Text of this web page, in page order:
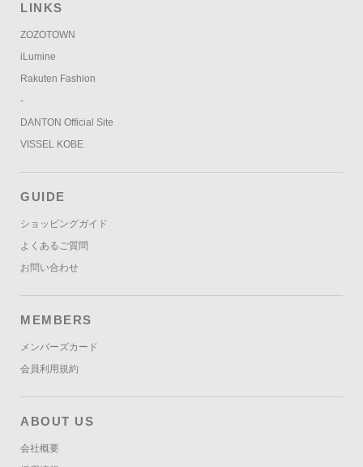
LINKS
ZOZOTOWN
iLumine
Rakuten Fashion
-
DANTON Official Site
VISSEL KOBE
GUIDE
ショッピングガイド
よくあるご質問
お問い合わせ
MEMBERS
メンバーズカード
会員利用規約
ABOUT US
会社概要